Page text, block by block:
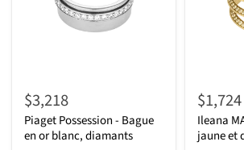
$3,218
Piaget Possession - Bague
en or blanc, diamants
$1,724
Ileana
jaune et